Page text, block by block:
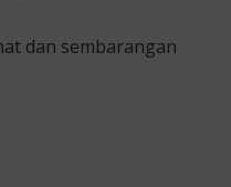
dan sembarangan